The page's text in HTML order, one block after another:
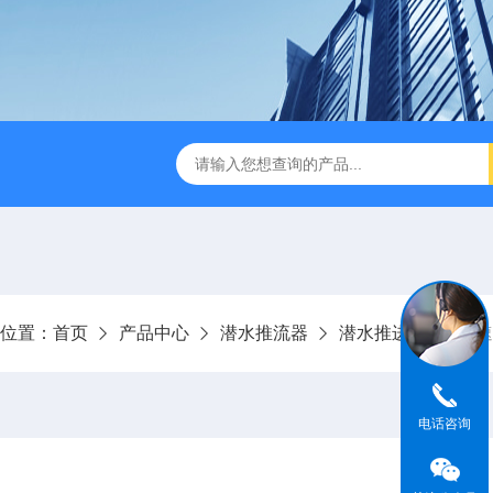
置： 首页 产品中心 潜水推流器 潜水推进器 低
电话咨询